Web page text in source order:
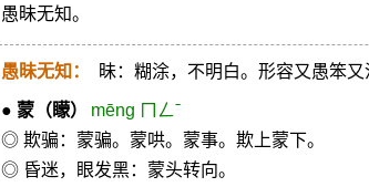
愚昧无知。
愚昧无知： 昧：糊涂，不明白。形容又愚笨又
● 蒙（矇）
mēng ㄇㄥˉ
◎ 欺骗：蒙骗。蒙哄。蒙事。欺上蒙下。
◎ 昏迷，眼发黑：蒙头转向。